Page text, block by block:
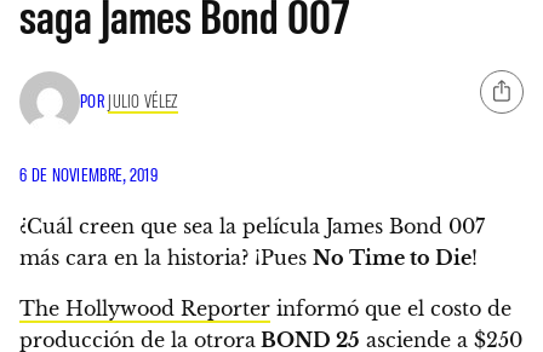
saga James Bond 007
POR JULIO VÉLEZ
6 DE NOVIEMBRE, 2019
¿Cuál creen que sea la película James Bond 007
más cara en la historia? ¡Pues No Time to Die!
The Hollywood Reporter informó que el costo de
producción de la otrora BOND 25 asciende a $250